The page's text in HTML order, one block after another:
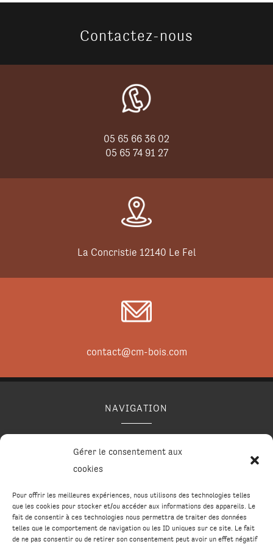
Gérer le consentement aux
cookies
Pour offrir les meilleures expériences, nous utilisons des technologies telles
que les cookies pour stocker et/ou accéder aux informations des appareils. Le
fait de consentir à ces technologies nous permettra de traiter des données
telles que le comportement de navigation ou les ID uniques sur ce site. Le fait
de ne pas consentir ou de retirer son consentement peut avoir un effet négatif
Contactez-nous
05 65 66 36 02
05 65 74 91 27
La Concristie 12140 Le Fel
contact@cm-bois.com
NAVIGATION
Contact Mentions légales
RÉALISATION